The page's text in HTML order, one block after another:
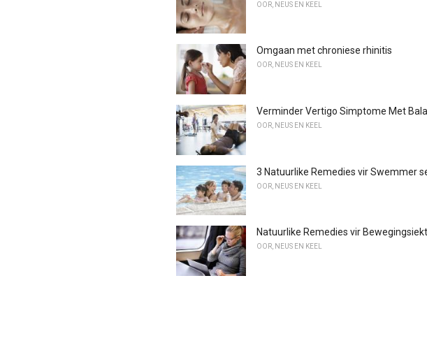
OOR, NEUS EN KEEL
Omgaan met chroniese rhinitis
OOR, NEUS EN KEEL
Verminder Vertigo Simptome Met
OOR, NEUS EN KEEL
3 Natuurlike Remedies vir Swemmer
OOR, NEUS EN KEEL
Natuurlike Remedies vir
OOR, NEUS EN KEEL